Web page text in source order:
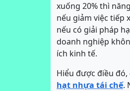
xuống 20% thì
nếu giảm việc tiếp
nếu có giải pháp
doanh nghiệp
ích kinh tế.
Hiểu được điều
hạt nhựa tái chế.